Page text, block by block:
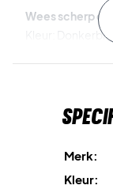
Wees scherp
Kleur:
Merk:
Kleur: